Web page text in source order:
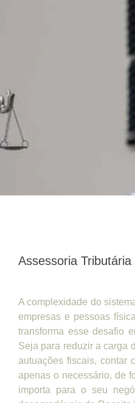
Assessoria
A complexidade do
empresas e pessoas
transforma esse desafio
Seja para reduzir a carga
autuações fiscais, contar
apenas o necessário, de
importa para o seu